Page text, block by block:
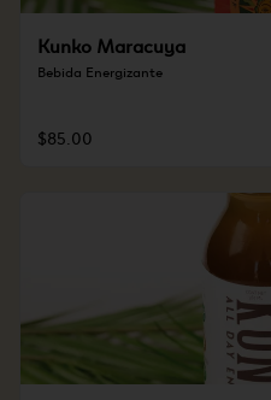
Kunko Maracuya
Bebida Energizante
$85.00